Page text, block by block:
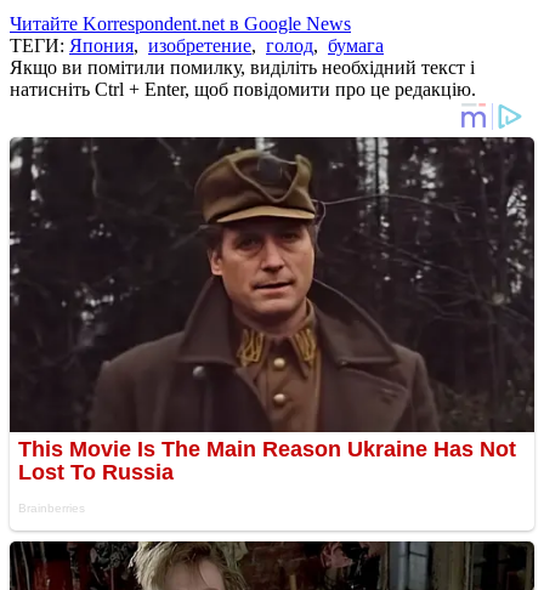
Читайте Korrespondent.net в Google News
ТЕГИ: Япония, изобретение, голод, бумага
Якщо ви помітили помилку, виділіть необхідний текст і
натисніть Ctrl + Enter, щоб повідомити про це редакцію.